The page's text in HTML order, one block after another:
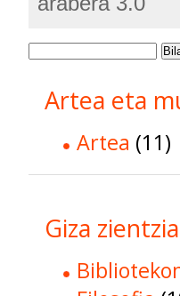
Artea eta
Artea (11)
Giza